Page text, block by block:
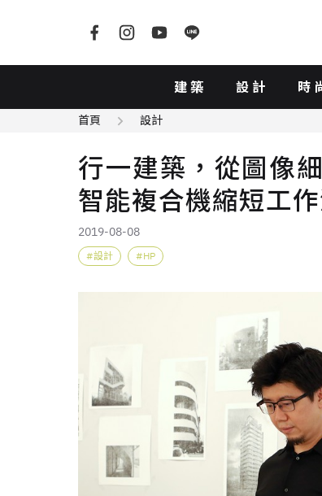
建築 設計 時
首頁 設計
行一建築，從圖像
智能複合機縮短工
2019-08-08
設計 HP